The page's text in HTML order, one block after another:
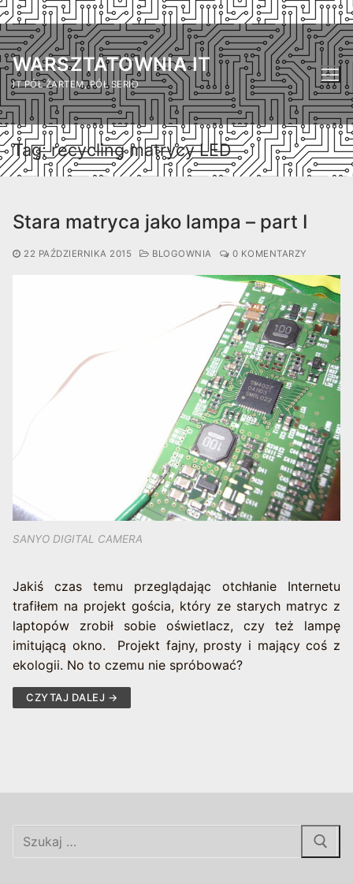
Przejdź
do
treści
WARSZTATOWNIA IT
IT PÓŁ ŻARTEM, PÓŁ SERIO
Tag:recycling matrycy LED
Stara matryca jako lampa – part I
22 PAŹDZIERNIKA 2015 BLOGOWNIA 0 KOMENTARZY
SANYO DIGITAL CAMERA
Jakiś czas temu przeglądając otchłanie Internetu
trafiłem na projekt gościa, który ze starych matryc z
laptopów zrobił sobie oświetlacz, czy też lampę
imitującą okno. Projekt fajny, prosty i mający coś z
ekologii. No to czemu nie spróbować?
CZYTAJ DALEJ →
Szukaj: